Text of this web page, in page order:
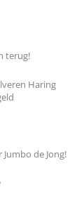
terug!
Haring
de Jong!